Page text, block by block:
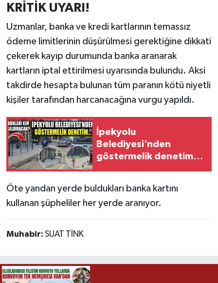
KRİTİK UYARI!
Uzmanlar, banka ve kredi kartlarının temassız
ödeme limitlerinin düşürülmesi gerektiğine dikkati
çekerek kayıp durumunda banka aranarak
kartların iptal ettirilmesi uyarısında bulundu. Aksi
takdirde hesapta bulunan tüm paranın kötü niyetli
kişiler tarafından harcanacağına vurgu yapıldı.
İpekyolu
Belediyesi’nden
göstermelik denetim…
Öte yandan yerde buldukları banka kartını
kullanan şüpheliler her yerde aranıyor.
Muhabir: SUAT TİNK